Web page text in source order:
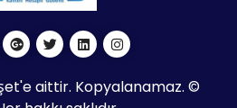
aittir. Kopyalanamaz. ©